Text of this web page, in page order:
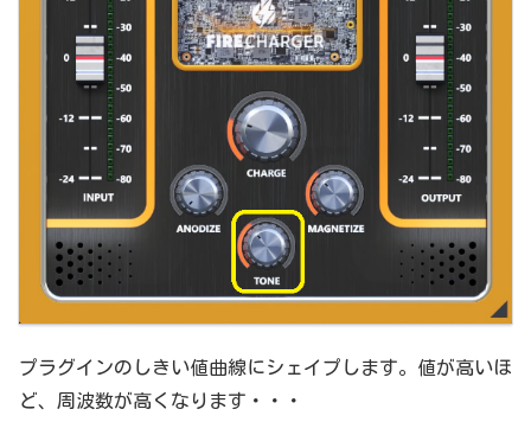
プラグインのしきい値曲線にシェイプします。値が高いほ
ど、周波数が高くなります・・・